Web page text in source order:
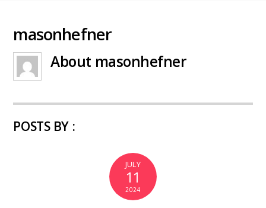
masonhefner
About masonhefner
POSTS BY :
JULY
11
2024